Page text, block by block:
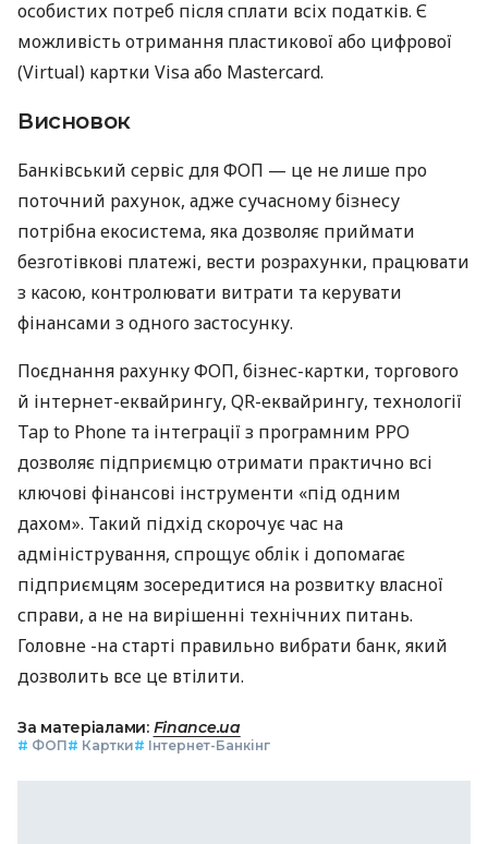
особистих потреб після сплати всіх податків. Є
можливість отримання пластикової або цифрової
(Virtual) картки Visa або Mastercard.
Висновок
Банківський сервіс для ФОП — це не лише про
поточний рахунок, адже сучасному бізнесу
потрібна екосистема, яка дозволяє приймати
безготівкові платежі, вести розрахунки, працювати
з касою, контролювати витрати та керувати
фінансами з одного застосунку.
Поєднання рахунку ФОП, бізнес-картки, торгового
й інтернет-еквайрингу, QR-еквайрингу, технології
Tap to Phone та інтеграції з програмним РРО
дозволяє підприємцю отримати практично всі
ключові фінансові інструменти «під одним
дахом». Такий підхід скорочує час на
адміністрування, спрощує облік і допомагає
підприємцям зосередитися на розвитку власної
справи, а не на вирішенні технічних питань.
Головне -на старті правильно вибрати банк, який
дозволить все це втілити.
За матеріалами: Finance.ua
# ФОП# Картки# Інтернет-Банкінг